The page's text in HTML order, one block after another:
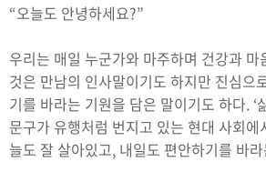
“오늘도 안녕하세요?”
우리는 매일 누군가와 마주하며 건강과 마
것은 만남의 인사말이기도 하지만 진심으
기를 바라는 기원을 담은 말이기도 하다. ‘
문구가 유행처럼 번지고 있는 현대 사회
늘도 잘 살아있고, 내일도 편안하기를 바